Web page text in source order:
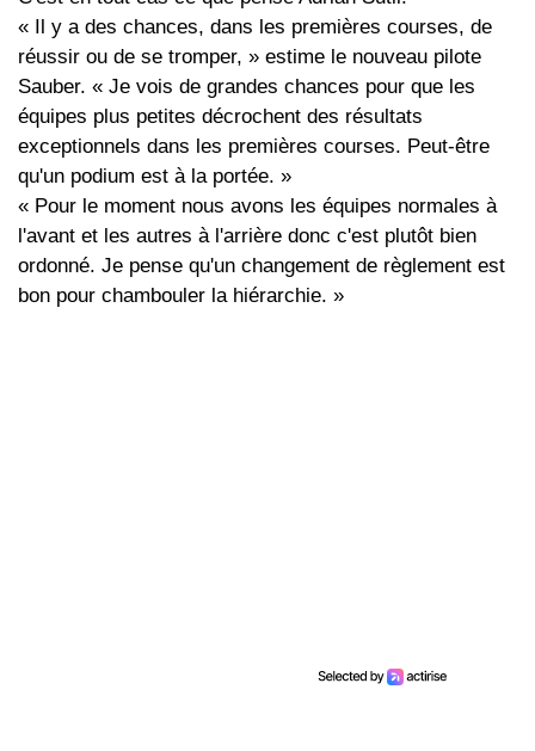
« Il y a des chances, dans les premières courses, de
réussir ou de se tromper, » estime le nouveau pilote
Sauber. « Je vois de grandes chances pour que les
équipes plus petites décrochent des résultats
exceptionnels dans les premières courses. Peut-être
qu'un podium est à la portée. »
« Pour le moment nous avons les équipes normales à
l'avant et les autres à l'arrière donc c'est plutôt bien
ordonné. Je pense qu'un changement de règlement est
bon pour chambouler la hiérarchie. »